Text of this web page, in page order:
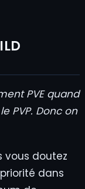
PVE quand
PVP. Donc on
vous doutez
dans